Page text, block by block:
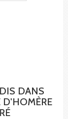
DANS
D'HOMÈRE